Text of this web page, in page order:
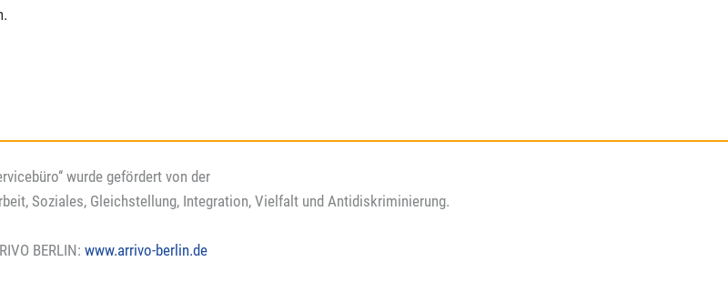
wurde gefördert von der
Soziales, Gleichstellung, Integration, Vielfalt und Antidiskriminierung.
BERLIN: www.arrivo-berlin.de